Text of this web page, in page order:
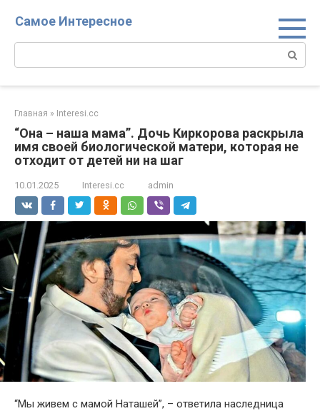
Самое Интересное
Поиск:
Главная » Interesi.cc
“Она – наша мама”. Дочь Киркорова раскрыла
имя своей биологической матери, которая не
отходит от детей ни на шаг
10.01.2025 Interesi.cc admin
“Мы живем с мамой Наташей”, – ответила наследница